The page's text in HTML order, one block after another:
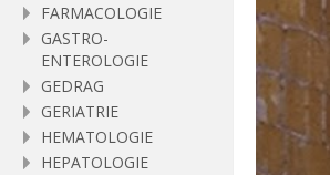
FARMACOLOGIE
GASTRO-
ENTEROLOGIE
GEDRAG
GERIATRIE
HEMATOLOGIE
HEPATOLOGIE